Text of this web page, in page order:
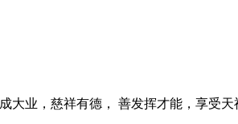
业，慈祥有德， 善发挥才能，享受天